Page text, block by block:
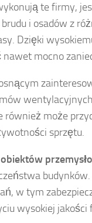
te firmy,
i osadów z
Dzięki
mocno
również może
sprzętu.
budynków.
w tym
wysokiej jakości